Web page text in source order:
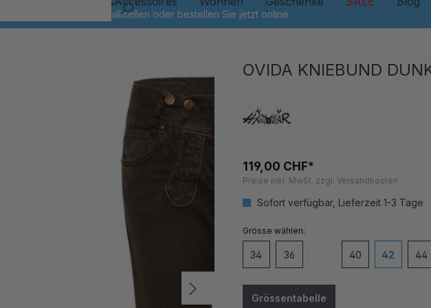
OVIDA KNIEBUND
119,00 CHF*
Preise inkl. MwSt. zzgl. Versandkosten
Sofort verfügbar, Lieferzeit 1-3 Tage
Grösseauswählen
34 36 (Diese Option ist zurzeit
40 42 44
Grössentabelle